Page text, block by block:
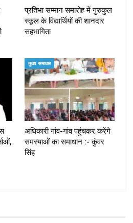
प्रतिभा सम्मान समारोह में गुरुकुल
स्कूल के विद्यार्थियों की शानदार
सहभागिता
मुख्य समाचार
अधिकारी गांव-गांव पहुंचकर करेंगे
समस्याओं का समाधान :- कुंवर
सिंह